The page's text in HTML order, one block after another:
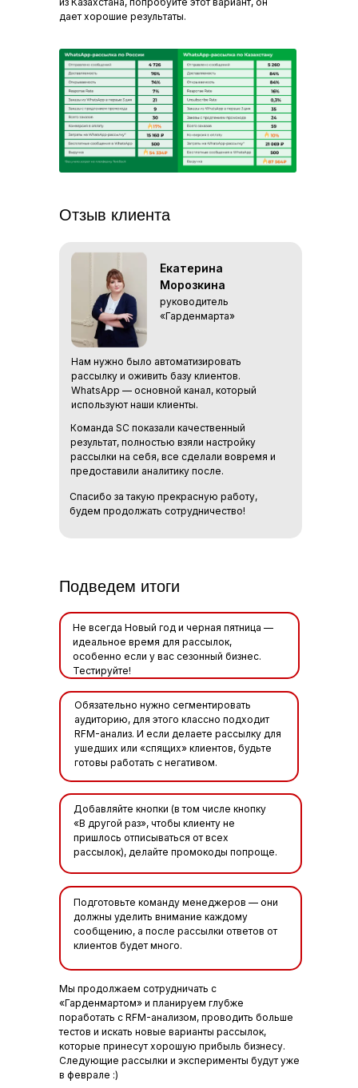
дает хорошие результаты.
Отзыв клиента
Екатерина
Морозкина
руководитель
«Гарденмарта»
Нам нужно было автоматизировать
рассылку и оживить базу клиентов.
WhatsApp — основной канал, который
используют наши клиенты.
Команда SC показали качественный
результат, полностью взяли настройку
рассылки на себя, все сделали вовремя и
предоставили аналитику после.
Спасибо за такую прекрасную работу,
будем продолжать сотрудничество!
Подведем итоги
Не всегда Новый год и черная пятница —
идеальное время для рассылок,
особенно если у вас сезонный бизнес.
Тестируйте!
Обязательно нужно сегментировать
аудиторию, для этого классно подходит
RFM-анализ. И если делаете рассылку для
ушедших или «спящих» клиентов, будьте
готовы работать с негативом.
Добавляйте кнопки (в том числе кнопку
«В другой раз», чтобы клиенту не
пришлось отписываться от всех
рассылок), делайте промокоды попроще.
Подготовьте команду менеджеров — они
должны уделить внимание каждому
сообщению, а после рассылки ответов от
клиентов будет много.
Мы продолжаем сотрудничать с
«Гарденмартом» и планируем глубже
поработать с RFM-анализом, проводить больше
тестов и искать новые варианты рассылок,
которые принесут хорошую прибыль бизнесу.
Следующие рассылки и эксперименты будут уже
в феврале :)